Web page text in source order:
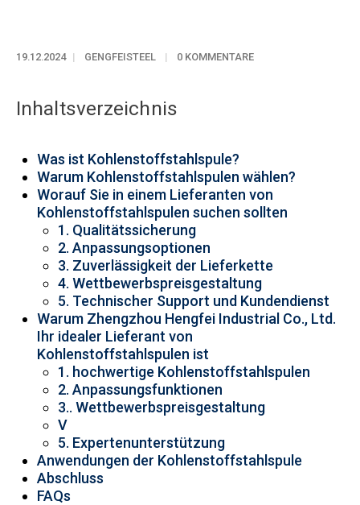
19.12.2024 GENGFEISTEEL 0 KOMMENTARE
Inhaltsverzeichnis
Was ist Kohlenstoffstahlspule?
Warum Kohlenstoffstahlspulen wählen?
Worauf Sie in einem Lieferanten von
Kohlenstoffstahlspulen suchen sollten
1. Qualitätssicherung
2. Anpassungsoptionen
3. Zuverlässigkeit der Lieferkette
4. Wettbewerbspreisgestaltung
5. Technischer Support und Kundendienst
Warum Zhengzhou Hengfei Industrial Co., Ltd.
Ihr idealer Lieferant von
Kohlenstoffstahlspulen ist
1. hochwertige Kohlenstoffstahlspulen
2. Anpassungsfunktionen
3.. Wettbewerbspreisgestaltung
V
5. Expertenunterstützung
Anwendungen der Kohlenstoffstahlspule
Abschluss
FAQs